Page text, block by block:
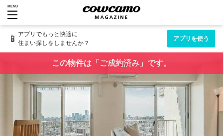
MENU
📱 アプリでもっと快適に
住まい探しをしませんか？
アプリを使う
この物件は「ご成約済み」です。